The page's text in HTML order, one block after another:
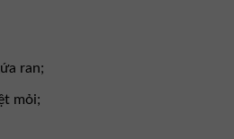
ran;
mỏi;